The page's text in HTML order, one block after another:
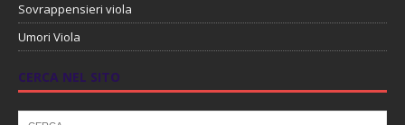
Sovrappensieri viola
Umori Viola
CERCA NEL SITO